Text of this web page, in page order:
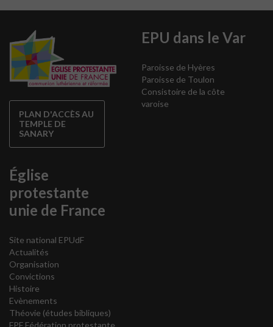
PLAN D'ACCÈS AU
TEMPLE DE
SANARY
EPU dans le Var
Paroisse de Hyères
Paroisse de Toulon
Consistoire de la côte
varoise
Église
protestante
unie de France
Site national EPUdF
Actualités
Organisation
Convictions
Histoire
Evènements
Théovie (études bibliques)